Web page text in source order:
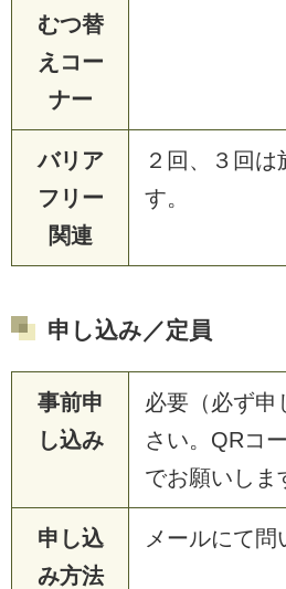
むつ替
えコー
ナー
バリア
フリー
関連
２回、３回は
す。
申し込み／定員
事前申
し込み
必要（必ず申
さい。QRコ
でお願いしま
申し込
み方法
メールにて問